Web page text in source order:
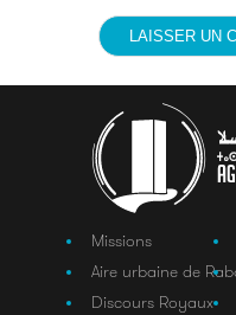
Missions
Aire urbaine de
Discours Royaux